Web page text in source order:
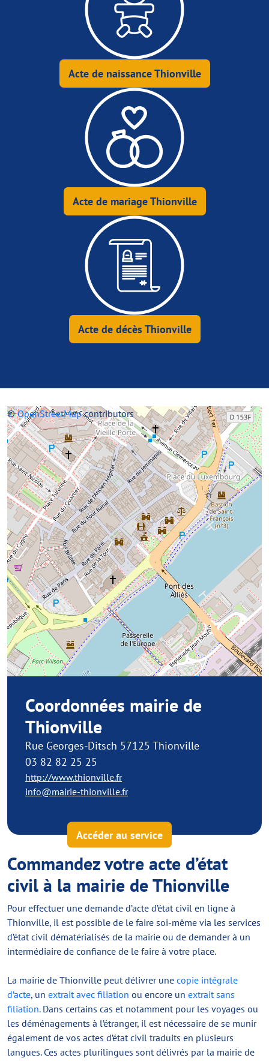
Acte de naissance Thionville
Acte de mariage Thionville
Acte de décès Thionville
+−
©OpenStreetMapcontributors
Coordonnées mairie de
Thionville
Rue Georges-Ditsch 57125 Thionville
03 82 82 25 25
http://www.thionville.fr
info@mairie-thionville.fr
Accéder au service
Commandez votre acte d’état
civil à la mairie de Thionville
Pour effectuer une demande d’acte d’état civil en ligne à
Thionville, il est possible de le faire soi-même via les services
d’état civil dématérialisés de la mairie ou de demander à un
intermédiaire de confiance de le faire à votre place.
La mairie de Thionville peut délivrer une copie intégrale
d’acte, un extrait avec filiation ou encore un extrait sans
filiation. Dans certains cas et notamment pour les voyages ou
les déménagements à l’étranger, il est nécessaire de se munir
également de vos actes d’état civil traduits en plusieurs
langues. Ces actes plurilingues sont délivrés par la mairie de